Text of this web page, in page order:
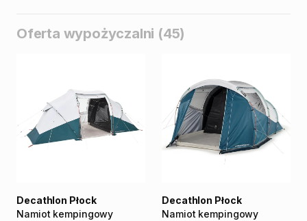
Oferta wypożyczalni (45)
Namiot kempingowy
Decathlon Płock
Namiot kempingowy
Decathlon Płock